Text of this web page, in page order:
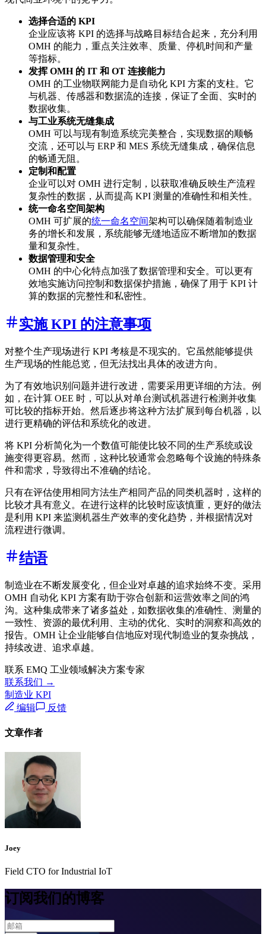
选择合适的 KPI
企业应该将 KPI 的选择与战略目标结合起来，充分利用
OMH 的能力，重点关注效率、质量、停机时间和产量
等指标。
发挥 OMH 的 IT 和 OT 连接能力
OMH 的工业物联网能力是自动化 KPI 方案的支柱。它
与机器、传感器和数据流的连接，保证了全面、实时的
数据收集。
与工业系统无缝集成
OMH 可以与现有制造系统完美整合，实现数据的顺畅
交流，还可以与 ERP 和 MES 系统无缝集成，确保信息
的畅通无阻。
定制和配置
企业可以对 OMH 进行定制，以获取准确反映生产流程
复杂性的数据，从而提高 KPI 测量的准确性和相关性。
统一命名空间架构
OMH 可扩展的统一命名空间架构可以确保随着制造业
务的增长和发展，系统能够无缝地适应不断增加的数据
量和复杂性。
数据管理和安全
OMH 的中心化特点加强了数据管理和安全。可以更有
效地实施访问控制和数据保护措施，确保了用于 KPI 计
算的数据的完整性和私密性。
实施 KPI 的注意事项
对整个生产现场进行 KPI 考核是不现实的。它虽然能够提供
生产现场的性能总览，但无法找出具体的改进方向。
为了有效地识别问题并进行改进，需要采用更详细的方法。例
如，在计算 OEE 时，可以从对单台测试机器进行检测并收集
可比较的指标开始。然后逐步将这种方法扩展到每台机器，以
进行更精确的评估和系统化的改进。
将 KPI 分析简化为一个数值可能使比较不同的生产系统或设
施变得更容易。然而，这种比较通常会忽略每个设施的特殊条
件和需求，导致得出不准确的结论。
只有在评估使用相同方法生产相同产品的同类机器时，这样的
比较才具有意义。在进行这样的比较时应该慎重，更好的做法
是利用 KPI 来监测机器生产效率的变化趋势，并根据情况对
流程进行微调。
结语
制造业在不断发展变化，但企业对卓越的追求始终不变。采用
OMH 自动化 KPI 方案有助于弥合创新和运营效率之间的鸿
沟。这种集成带来了诸多益处，如数据收集的准确性、测量的
一致性、资源的最优利用、主动的优化、实时的洞察和高效的
报告。OMH 让企业能够自信地应对现代制造业的复杂挑战，
持续改进、追求卓越。
联系 EMQ 工业领域解决方案专家
联系我们 →
制造业 KPI
编辑
反馈
文章作者
Joey
Field CTO for Industrial IoT
订阅我们的博客